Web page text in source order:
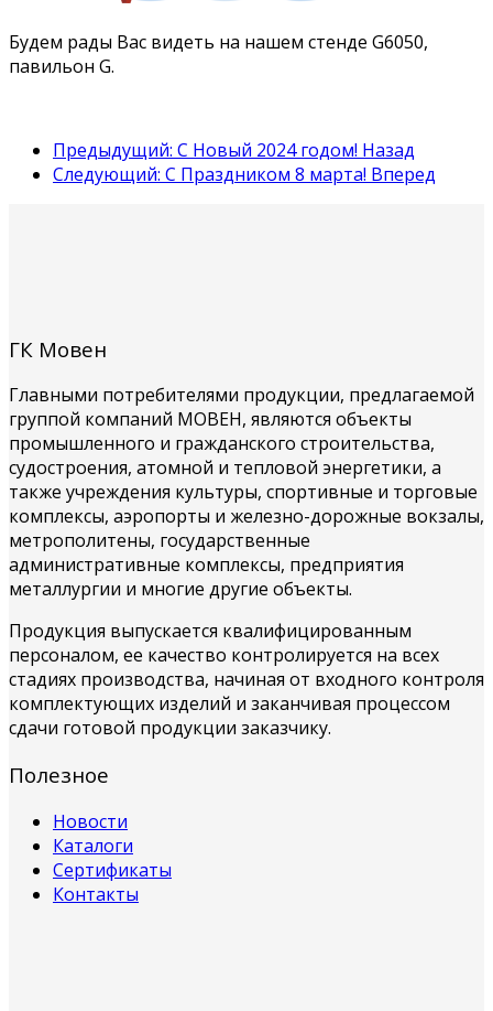
Будем рады Вас видеть на нашем стенде G6050,
павильон G.
Предыдущий: С Новый 2024 годом! Назад
Следующий: С Праздником 8 марта! Вперед
ГК Мовен
Главными потребителями продукции, предлагаемой
группой компаний МОВЕН, являются объекты
промышленного и гражданского строительства,
судостроения, атомной и тепловой энергетики, а
также учреждения культуры, спортивные и торговые
комплексы, аэропорты и железно-дорожные вокзалы,
метрополитены, государственные
административные комплексы, предприятия
металлургии и многие другие объекты.
Продукция выпускается квалифицированным
персоналом, ее качество контролируется на всех
стадиях производства, начиная от входного контроля
комплектующих изделий и заканчивая процессом
сдачи готовой продукции заказчику.
Полезное
Новости
Каталоги
Сертификаты
Контакты